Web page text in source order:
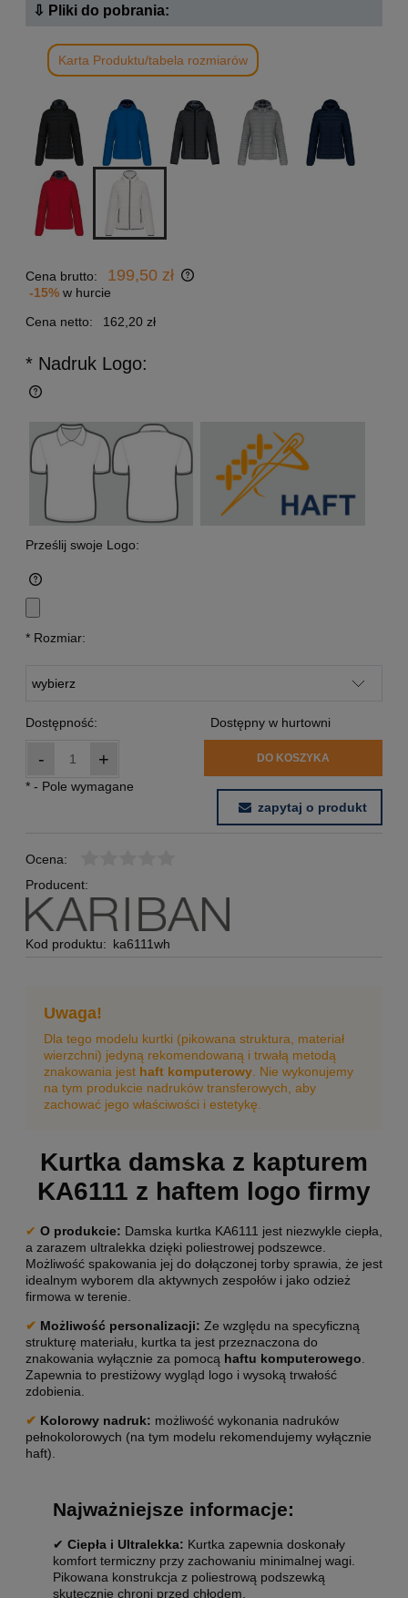
⇩ Pliki do pobrania:
Karta Produktu/tabela rozmiarów
Cena brutto: 199,50 zł
-15% w hurcie
Cena netto:
162,20 zł
* Nadruk Logo:
Prześlij swoje Logo:
* Rozmiar:
Dostępność: Dostępny w hurtowni
- + DO KOSZYKA
* - Pole wymagane
zapytaj o produkt
Ocena:
Producent:
Kod produktu: ka6111wh
Uwaga!
Dla tego modelu kurtki (pikowana struktura, materiał
wierzchni) jedyną rekomendowaną i trwałą metodą
znakowania jest haft komputerowy . Nie wykonujemy
na tym produkcie nadruków transferowych, aby
zachować jego właściwości i estetykę.
Kurtka damska z kapturem
KA6111 z haftem logo firmy
✔ O produkcie: Damska kurtka KA6111 jest niezwykle ciepła,
a zarazem ultralekka dzięki poliestrowej podszewce.
Możliwość spakowania jej do dołączonej torby sprawia, że jest
idealnym wyborem dla aktywnych zespołów i jako odzież
firmowa w terenie.
✔ Możliwość personalizacji: Ze względu na specyficzną
strukturę materiału, kurtka ta jest przeznaczona do
znakowania wyłącznie za pomocą haftu komputerowego.
Zapewnia to prestiżowy wygląd logo i wysoką trwałość
zdobienia.
✔ Kolorowy nadruk: możliwość wykonania nadruków
pełnokolorowych (na tym modelu rekomendujemy wyłącznie
haft).
Najważniejsze informacje:
✔ Ciepła i Ultralekka: Kurtka zapewnia doskonały
komfort termiczny przy zachowaniu minimalnej wagi.
Pikowana konstrukcja z poliestrową podszewką
skutecznie chroni przed chłodem.